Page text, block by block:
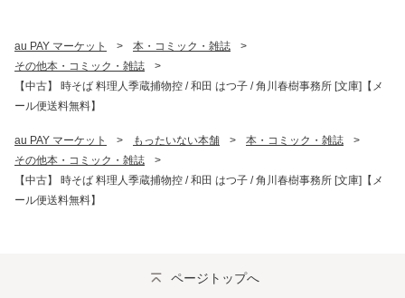
au PAY マーケット > 本・コミック・雑誌
>
その他本・コミック・雑誌
>
【中古】 時そば 料理人季蔵捕物控 / 和田 はつ子 / 角川春樹事務所 [文庫]【メ
ール便送料無料】
au PAY マーケット > もったいない本舗 > 本・コミック・雑誌
>
その他本・コミック・雑誌
>
【中古】 時そば 料理人季蔵捕物控 / 和田 はつ子 / 角川春樹事務所 [文庫]【メ
ール便送料無料】
ページトップへ